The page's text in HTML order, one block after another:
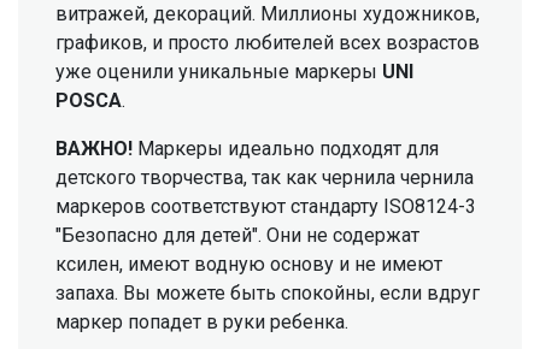
витражей, декораций. Миллионы художников,
графиков, и просто любителей всех возрастов
уже оценили уникальные маркеры UNI
POSCA.
ВАЖНО! Маркеры идеально подходят для
детского творчества, так как чернила чернила
маркеров соответствуют стандарту ISO8124-3
"Безопасно для детей". Они не содержат
ксилен, имеют водную основу и не имеют
запаха. Вы можете быть спокойны, если вдруг
маркер попадет в руки ребенка.